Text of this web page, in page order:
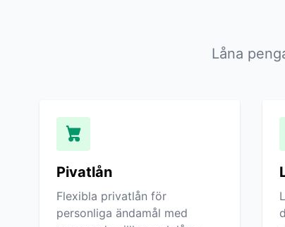
Låna
Pivatlån
Flexibla privatlån för
personliga ändamål med